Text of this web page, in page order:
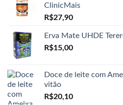
ClinicMais
R$27,90
Erva Mate UHDE
R$15,00
Doce de leite com
vitão
R$20,10